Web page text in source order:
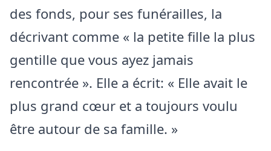
des fonds, pour ses funérailles, la
décrivant comme « la petite fille la plus
gentille que vous ayez jamais
rencontrée ». Elle a écrit: « Elle avait le
plus grand cœur et a toujours voulu
être autour de sa famille. »